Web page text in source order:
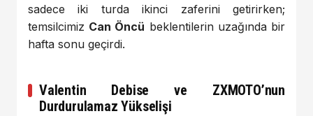
sadece iki turda ikinci zaferini getirirken;
temsilcimiz Can Öncü beklentilerin uzağında bir
hafta sonu geçirdi.
Valentin Debise ve ZXMOTO’nun
Durdurulamaz Yükselişi